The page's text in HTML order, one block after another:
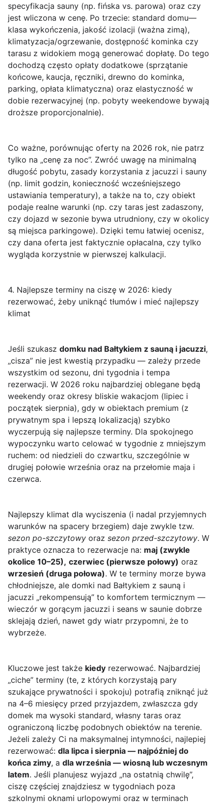
specyfikacja sauny (np. fińska vs. parowa) oraz czy
jest wliczona w cenę. Po trzecie: standard domu—
klasa wykończenia, jakość izolacji (ważna zimą),
klimatyzacja/ogrzewanie, dostępność kominka czy
tarasu z widokiem mogą generować dopłatę. Do tego
dochodzą często opłaty dodatkowe (sprzątanie
końcowe, kaucja, ręczniki, drewno do kominka,
parking, opłata klimatyczna) oraz elastyczność w
dobie rezerwacyjnej (np. pobyty weekendowe bywają
droższe proporcjonalnie).
Co ważne, porównując oferty na 2026 rok, nie patrz
tylko na „cenę za noc”. Zwróć uwagę na minimalną
długość pobytu, zasady korzystania z jacuzzi i sauny
(np. limit godzin, konieczność wcześniejszego
ustawiania temperatury), a także na to, czy obiekt
podaje realne warunki (np. czy taras jest zadaszony,
czy dojazd w sezonie bywa utrudniony, czy w okolicy
są miejsca parkingowe). Dzięki temu łatwiej ocenisz,
czy dana oferta jest faktycznie opłacalna, czy tylko
wygląda korzystnie w pierwszej kalkulacji.
4. Najlepsze terminy na ciszę w 2026: kiedy
rezerwować, żeby uniknąć tłumów i mieć najlepszy
klimat
Jeśli szukasz domku nad Bałtykiem z sauną i jacuzzi,
„cisza” nie jest kwestią przypadku — zależy przede
wszystkim od sezonu, dni tygodnia i tempa
rezerwacji. W 2026 roku najbardziej oblegane będą
weekendy oraz okresy bliskie wakacjom (lipiec i
początek sierpnia), gdy w obiektach premium (z
prywatnym spa i lepszą lokalizacją) szybko
wyczerpują się najlepsze terminy. Dla spokojnego
wypoczynku warto celować w tygodnie z mniejszym
ruchem: od niedzieli do czwartku, szczególnie w
drugiej połowie września oraz na przełomie maja i
czerwca.
Najlepszy klimat dla wyciszenia (i nadal przyjemnych
warunków na spacery brzegiem) daje zwykle tzw.
sezon po-szczytowy oraz sezon przed-szczytowy. W
praktyce oznacza to rezerwacje na: maj (zwykle
okolice 10–25), czerwiec (pierwsze połowy) oraz
wrzesień (druga połowa). W te terminy morze bywa
chłodniejsze, ale domki nad Bałtykiem z sauną i
jacuzzi „rekompensują” to komfortem termicznym —
wieczór w gorącym jacuzzi i seans w saunie dobrze
sklejają dzień, nawet gdy wiatr przypomni, że to
wybrzeże.
Kluczowe jest także kiedy rezerwować. Najbardziej
„ciche” terminy (te, z których korzystają pary
szukające prywatności i spokoju) potrafią zniknąć już
na 4–6 miesięcy przed przyjazdem, zwłaszcza gdy
domek ma wysoki standard, własny taras oraz
ograniczoną liczbę podobnych obiektów na terenie.
Jeżeli zależy Ci na maksymalnej intymności, najlepiej
rezerwować: dla lipca i sierpnia — najpóźniej do
końca zimy, a dla września — wiosną lub wczesnym
latem. Jeśli planujesz wyjazd „na ostatnią chwilę”,
ciszę częściej znajdziesz w tygodniach poza
szkolnymi oknami urlopowymi oraz w terminach